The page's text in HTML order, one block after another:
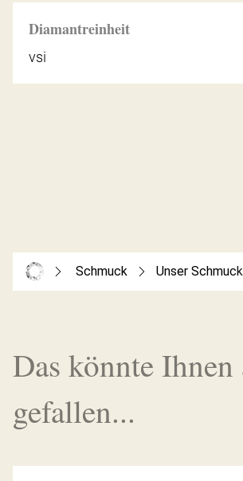
Diamantreinheit
vsi
Schmuck Unser Schmuck
Das könnte Ihnen
gefallen...